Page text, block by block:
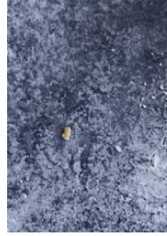
Dit heb je nodig